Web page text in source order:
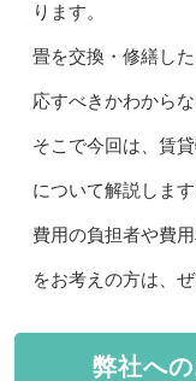
ります。
畳を交換・修繕し
応すべきかわから
そこで今回は、賃
について解説します
費用の負担者や費
をお考えの方は、
弊社へ